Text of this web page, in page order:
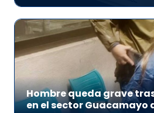
Hombre queda grave
en el sector Guacamayo